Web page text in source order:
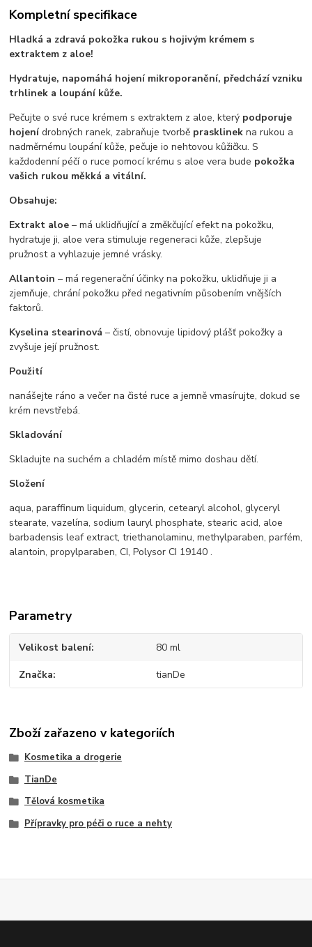
Kompletní specifikace
Hladká a zdravá pokožka rukou s hojivým krémem s
extraktem z aloe!
Hydratuje, napomáhá hojení mikroporanění, předchází vzniku
trhlinek a loupání kůže.
Pečujte o své ruce krémem s extraktem z aloe, který podporuje
hojenídrobných ranek, zabraňuje tvorbě prasklinek na rukou a
nadměrnému loupání kůže, pečuje io nehtovou kůžičku. S
každodenní péčí o ruce pomocí krému s aloe vera bude pokožka
vašich rukou měkká a vitální.
Obsahuje:
Extrakt aloe – má uklidňující a změkčující efekt na pokožku,
hydratuje ji, aloe vera stimuluje regeneraci kůže, zlepšuje
pružnost a vyhlazuje jemné vrásky.
Allantoin – má regenerační účinky na pokožku, uklidňuje ji a
zjemňuje, chrání pokožku před negativním působením vnějších
faktorů.
Kyselina stearinová – čistí, obnovuje lipidový plášť pokožky a
zvyšuje její pružnost.
Použití
nanášejte ráno a večer na čisté ruce a jemně vmasírujte, dokud se
krém nevstřebá.
Skladování
Skladujte na suchém a chladém místě mimo doshau dětí.
Složení
aqua, paraffinum liquidum, glycerin, cetearyl alcohol, glyceryl
stearate, vazelína, sodium lauryl phosphate, stearic acid, aloe
barbadensis leaf extract, triethanolaminu, methylparaben, parfém,
alantoin, propylparaben, CI, Polysor CI 19140 .
Parametry
Velikost balení 80 ml
Značka tianDe
Zboží zařazeno v kategoriích
Kosmetika a drogerie
TianDe
Tělová kosmetika
Přípravky pro péči o ruce a nehty